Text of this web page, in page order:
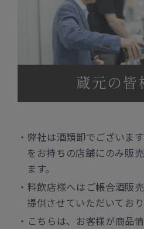
弊社は酒類卸でございま
をお持ちの店舗にのみ販
ます。
料飲店様へはご帳合酒販
提供させていただいており
こちらは、お客様が商品